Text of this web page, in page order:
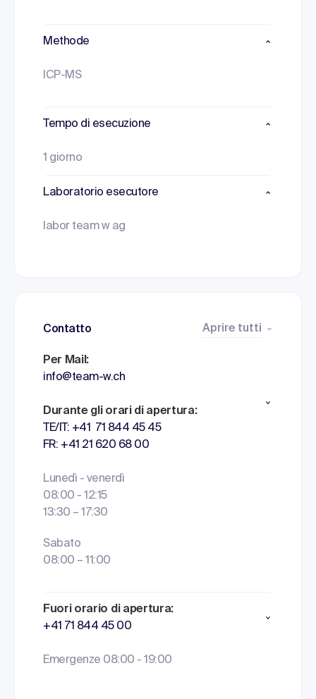
Methode
ICP-MS
Tempo di esecuzione
1 giorno
Laboratorio esecutore
labor team w ag
Contatto Aprire tutti
Per Mail:
info@team-w.ch
Durante gli orari di apertura:
TE/IT: +41 71 844 45 45
FR: +41 21 620 68 00
Lunedì - venerdì
08:00 - 12:15
13:30 – 17:30
Sabato
08:00 – 11:00
Fuori orario di apertura:
+41 71 844 45 00
Emergenze 08:00 - 19:00